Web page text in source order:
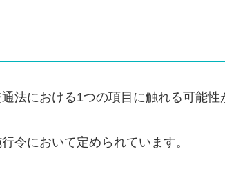
法における1つの項目に触れる可能性
令において定められています。